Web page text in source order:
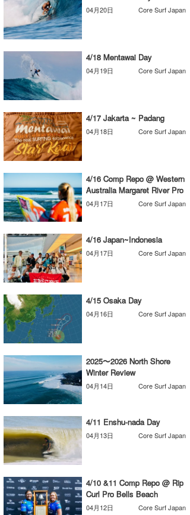
04月20日 Core Surf Japan
4/18 Mentawai Day
04月19日 Core Surf Japan
4/17 Jakarta ~ Padang
04月18日 Core Surf Japan
4/16 Comp Repo @ Western
Australia Margaret River Pro
04月17日 Core Surf Japan
4/16 Japan~Indonesia
04月17日 Core Surf Japan
4/15 Osaka Day
04月16日 Core Surf Japan
2025〜2026 North Shore
Winter Review
04月14日 Core Surf Japan
4/11 Enshu-nada Day
04月13日 Core Surf Japan
4/10 &11 Comp Repo @ Rip
Curl Pro Bells Beach
04月12日 Core Surf Japan
waka☆=
たっちー
ハンマー
まっきー
三輪予報士
上田純子
上條将美
唐澤予報士
SancheZ
米山予報士
wanda
予報士 hiro.
banpaku
chappy
Romisea